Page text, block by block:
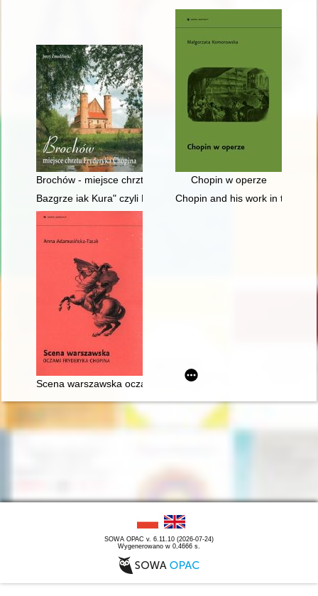
Brochów - miejsce chrztu Fryderyka Chopina
Chopin w operze
Bazgrze iak Kura" czyli Fryderyk Chopin i powstańcy
Chopin and his work in the
Scena warszawska oczami Fryderyka Chopina
SOWA OPAC v. 6.11.10 (2026-07-24)
Wygenerowano w 0,4666 s.